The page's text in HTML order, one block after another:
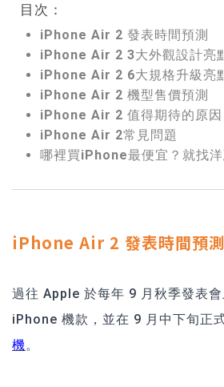
目次：
iPhone Air 2 發表時間預測
iPhone Air 2 3大外觀設計亮
iPhone Air 2 6大規格升級亮
iPhone Air 2 機型售價預測
iPhone Air 2 值得期待的原因
iPhone Air 2常見問題
哪裡買iPhone最便宜？就找洋
iPhone Air 2 發表時間預測
過往 Apple 於每年 9 月秋季發表
iPhone 機款，並在 9 月中下旬正
機。